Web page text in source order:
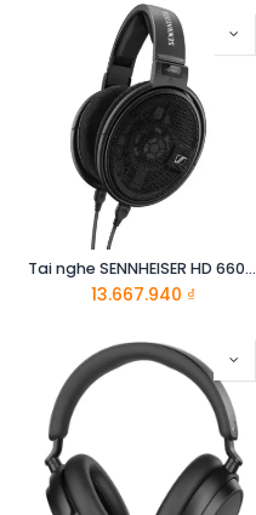
Tai nghe SENNHEISER HD 660S2
13.667.940 ₫